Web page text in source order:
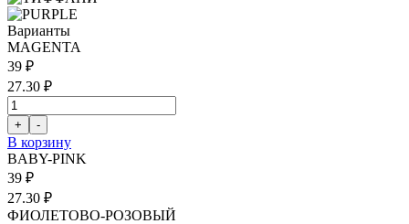
Варианты
MAGENTA
39 ₽
27.30 ₽
В корзину
BABY-PINK
39 ₽
27.30 ₽
ФИОЛЕТОВО-РОЗОВЫЙ